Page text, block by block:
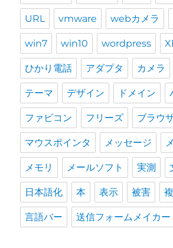
URL vmware webカメラ
win7 win10 wordpress
ひかり電話 アダプタ カメラ
テーマ デザイン ドメイン
ファビコン フリーズ ブラウ
マウスポインタ メッセージ
メモリ メールソフト 実測
日本語化 本 表示 被害
言語バー 送信フォームメイカー